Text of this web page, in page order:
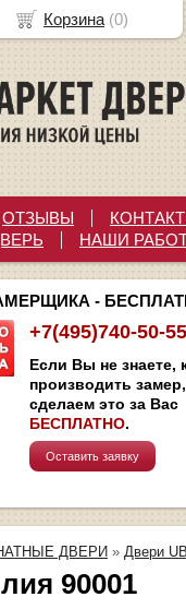
ОТЗЫВЫ
НАШИ
-
+7(495)740-50-55
Если Вы не знаете,
производить
сделаем это за Вас
БЕСПЛАТНО.
Оставить заявку
ДВЕРИ » Двери
90001
Корзина (0)